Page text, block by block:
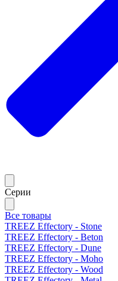
Серии
Все товары
TREEZ Effectory - Stone
TREEZ Effectory - Beton
TREEZ Effectory - Dune
TREEZ Effectory - Moho
TREEZ Effectory - Wood